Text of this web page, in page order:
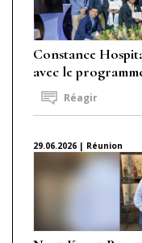
Constance
avec le
Réagir
29.06.2026 | Réunion